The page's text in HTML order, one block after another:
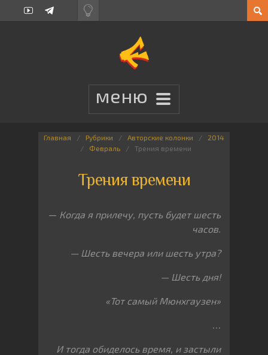
Главная Рубрики Авторские колонки
2014
Февраль
Трения времени
Трения времени
— Когда я прилечу, пусть будет шесть
часов.
— Шесть вечера или шесть утра?
— Шесть дня!
«Тот самый Мюнхгаузен»
…
И тогда обиделось время, и застыли